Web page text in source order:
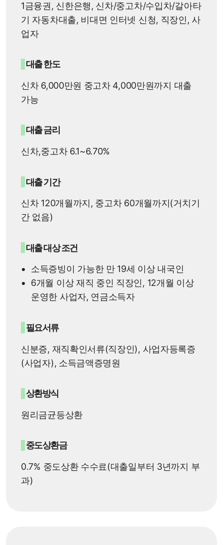
1금융권, 신한은행, 신차/중고차/수입차/갈아타
기 자동차대출, 비대면 인터넷 신청, 직장인, 사
업자
대출 한도
신차 6,000만원 중고차 4,000만원까지 대출
가능
대출 금리
신차,중고차 6.1~6.70%
대출 기간
신차 120개월까지, 중고차 60개월까지(거치기
간 없음)
대출 대상 조건
소득증빙이 가능한 만 19세 이상 내국인
6개월 이상 재직 중인 직장인, 12개월 이상
운영한 사업자, 연금소득자
필요서류
신분증, 재직확인서류(직장인), 사업자등록증
(사업자), 소득금액증명원
상환방식
원리금균등상환
중도상환금
0.7% 중도상환 수수료(대출일부터 3년까지 부
과)